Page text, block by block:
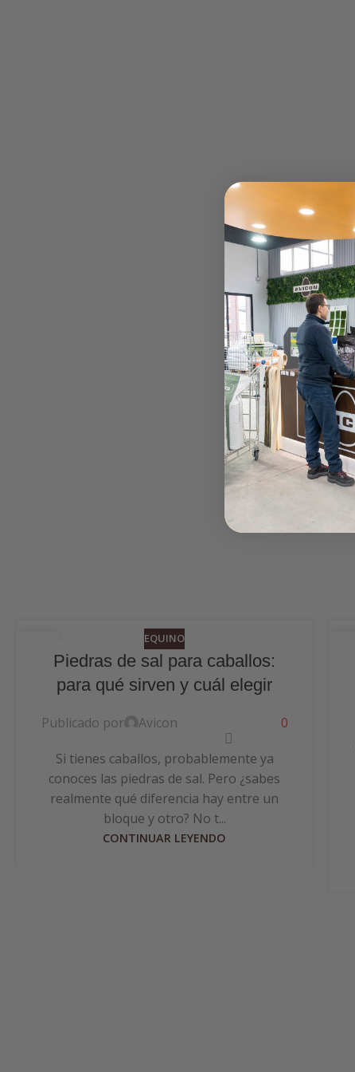
EQUINO
Piedras de sal para caballos:
para qué sirven y cuál elegir
Publicado por Avicon 0
Si tienes caballos, probablemente ya
conoces las piedras de sal. Pero ¿sabes
realmente qué diferencia hay entre un
bloque y otro? No t...
CONTINUAR LEYENDO